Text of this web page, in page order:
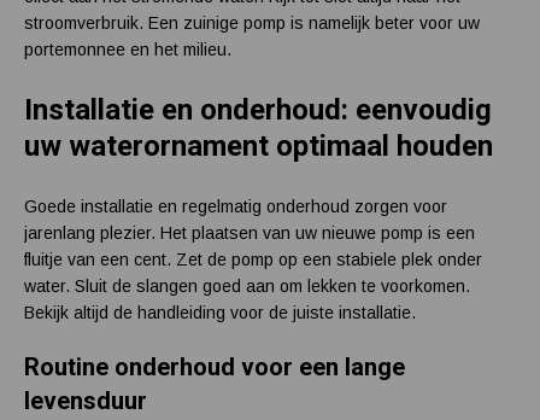
stroomverbruik. Een zuinige pomp is namelijk beter voor uw
portemonnee en het milieu.
Installatie en onderhoud: eenvoudig
uw waterornament optimaal houden
Goede installatie en regelmatig onderhoud zorgen voor
jarenlang plezier. Het plaatsen van uw nieuwe pomp is een
fluitje van een cent. Zet de pomp op een stabiele plek onder
water. Sluit de slangen goed aan om lekken te voorkomen.
Bekijk altijd de handleiding voor de juiste installatie.
Routine onderhoud voor een lange
levensduur